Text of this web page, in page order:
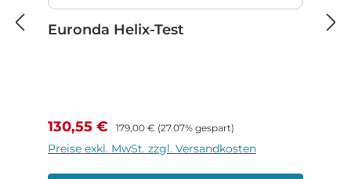
Euronda Helix-Test
Verkaufspreis:
130,55 € Regulärer Preis:
179,00 € (27.07% gespart)
Preise exkl. MwSt. zzgl. Versandkosten